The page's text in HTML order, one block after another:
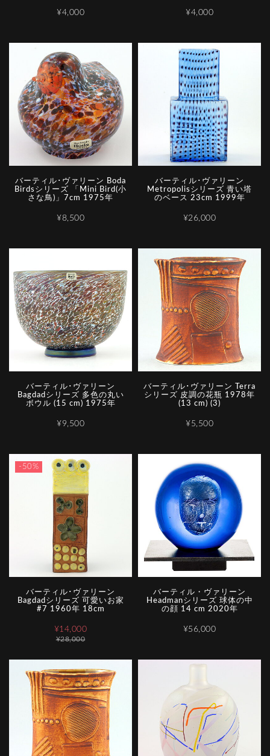
¥4,000 ¥4,000
バーティル･ヴァリーン Boda
Birdsシリーズ 「Mini Bird(小
さな鳥)」7cm 1975年
¥8,500
バーティル･ヴァリーン
Metropolisシリーズ 青い塔
のベース 23cm 1999年
¥26,000
バーティル･ヴァリーン
Bagdadシリーズ 多色の丸い
ボウル (15 cm) 1975年
¥9,500
バーティル･ヴァリーン Terra
シリーズ 皮調の花瓶 1978年
(13 cm) (3)
¥5,500
-50%
バーティル･ヴァリーン
Bagdadシリーズ 可愛いお家
#7 1960年 18cm
¥28,000
¥14,000
バーティル・ヴァリーン
Headmanシリーズ 球体の中
の顔 14 cm 2020年
¥56,000